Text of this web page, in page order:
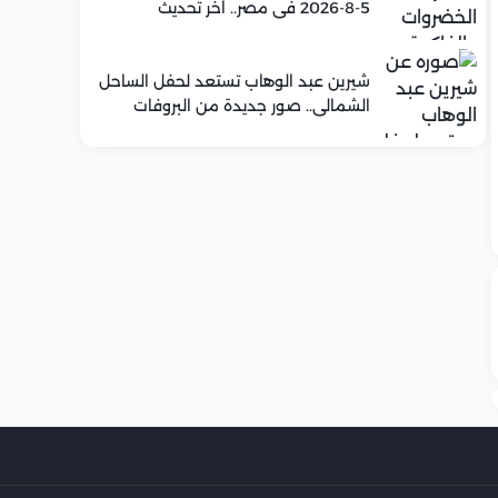
5-8-2026 في مصر.. اخر تحديث
شيرين عبد الوهاب تستعد لحفل الساحل
الشمالي.. صور جديدة من البروفات